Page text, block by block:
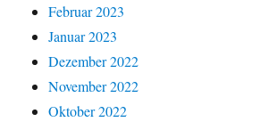
Februar 2023
Januar 2023
Dezember 2022
November 2022
Oktober 2022